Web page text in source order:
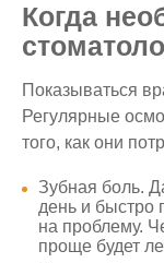
Когда
Показываться
Регулярные
того, как они
Зубная боль.
день и быстро
на проблему.
проще будет